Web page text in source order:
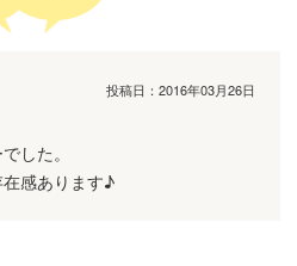
投稿日：2016年03月26日
した。
感あります♪